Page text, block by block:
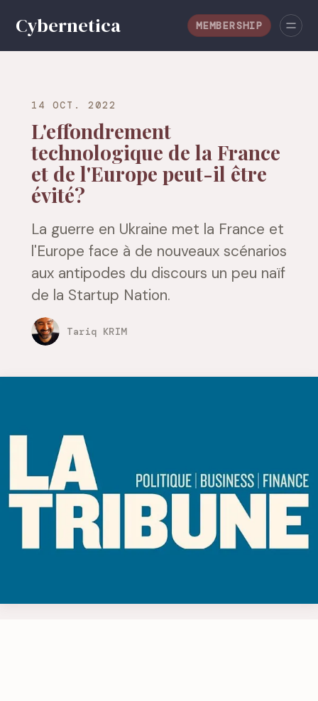
MEMBERSHIP
14 OCT. 2022
L'effondrement
technologique de la France
et de l'Europe peut-il être
évité?
La guerre en Ukraine met la France et
l'Europe face à de nouveaux scénarios
aux antipodes du discours un peu naïf
de la Startup Nation.
Tariq KRIM